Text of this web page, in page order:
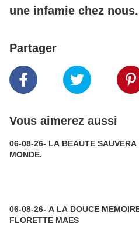
une infamie chez nous.
Partager
Vous aimerez aussi
06-08-26- LA BEAUTE SAUVERA
MONDE.
06-08-26- A LA DOUCE
FLORETTE MAES